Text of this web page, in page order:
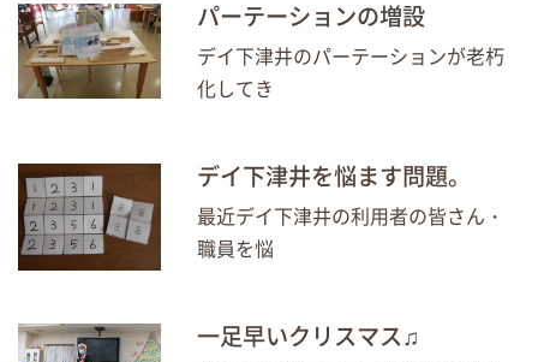
パーテーションの増設
デイ下津井のパーテーションが老朽
化してき
デイ下津井を悩ます問題。
最近デイ下津井の利用者の皆さん・
職員を悩
一足早いクリスマス♫